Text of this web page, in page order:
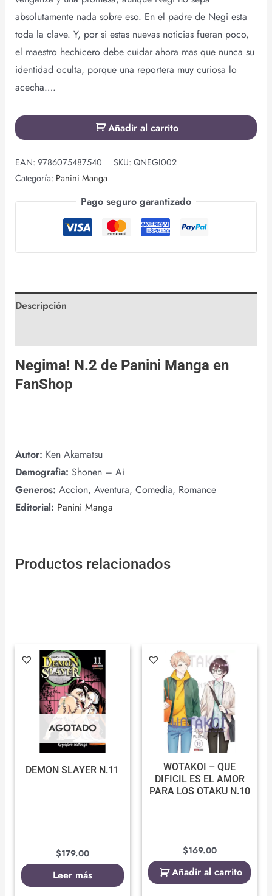
absolutamente nada sobre eso. En el padre de Negi esta
toda la clave. Y, por si estas nuevas noticias fueran poco,
el maestro hechicero debe cuidar ahora mas que nunca su
identidad oculta, porque una reportera muy curiosa lo
acecha….
Añadir al carrito
EAN: 9786075487540 SKU: QNEGI002
Categoría: Panini Manga
Pago seguro garantizado
Descripción
Negima! N.2 de Panini Manga en
FanShop
Autor: Ken Akamatsu
Demografia: Shonen – Ai
Generos: Accion, Aventura, Comedia, Romance
Editorial: Panini Manga
Productos relacionados
AGOTADO
DEMON SLAYER N.11
$179.00
Leer más
WOTAKOI – QUE
DIFICIL ES EL AMOR
PARA LOS OTAKU N.10
$169.00
Añadir al carrito